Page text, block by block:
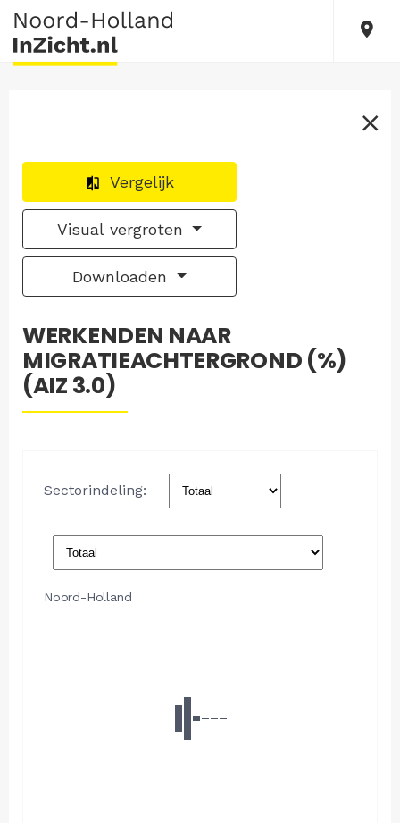
Vergelijk
Visual vergroten
Downloaden
WERKENDEN NAAR
MIGRATIEACHTERGROND (%)
(AIZ 3.0)